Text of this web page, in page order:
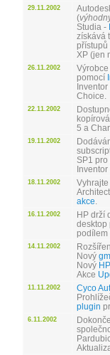
29.11.2002
(
Studia -
získává
přístupů
XP (jen
26.11.2002
pomocí
Choice.
22.11.2002
5 a
19.11.2002
SP1
Inventor
18.11.2002
akce
16.11.2002
HP drží
desktop
podílem
14.11.2002
Nový
Nový
Akce
11.11.2002 Cyco
plugin
6.11.2002